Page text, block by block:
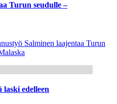
Turun seudulle –
Salminen laajentaa Turun
edelleen